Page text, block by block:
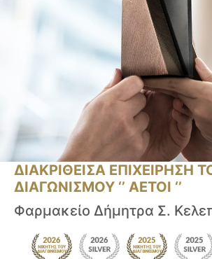
ΔΙΑΚΡΙΘΕΙΣΑ ΕΠΙΧΕΙΡΗΣΗ
ΔΙΑΓΩΝΙΣΜΟΥ ‘’ ΑΕΤΟΙ ‘’
Φαρμακείο Δήμητρα Σ.